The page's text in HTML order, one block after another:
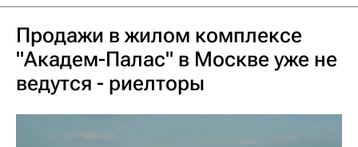
Продажи в жилом комплексе
"Академ-Палас" в Москве уже не
ведутся - риелторы